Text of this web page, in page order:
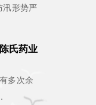
汛形势严
氏药业
多次余